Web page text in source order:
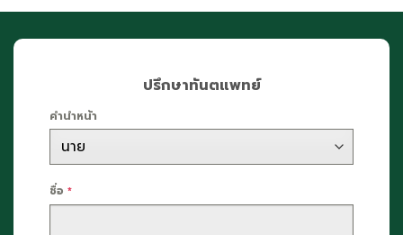
ปรึกษาทันตแพทย์
คำนำหน้า
ชื่อ *